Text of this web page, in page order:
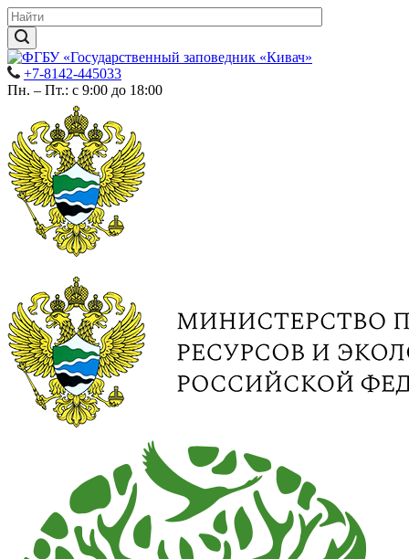
+7-8142-445033
Пн. – Пт.: с 9:00 до 18:00